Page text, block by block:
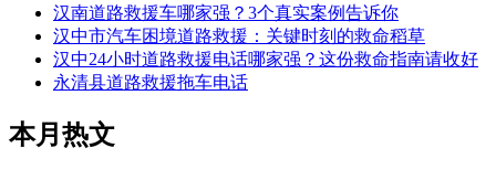
汉南道路救援车哪家强？3个真实案例告诉你
汉中市汽车困境道路救援：关键时刻的救命稻草
汉中24小时道路救援电话哪家强？这份救命指南请收好
永清县道路救援拖车电话
本月热文